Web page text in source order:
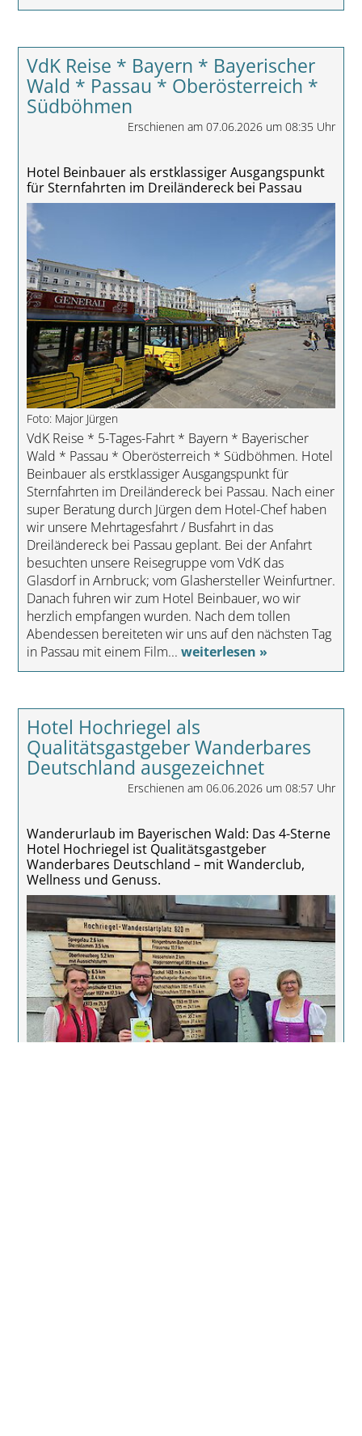
VdK Reise * Bayern * Bayerischer
Wald * Passau * Oberösterreich *
Südböhmen
Erschienen am 07.06.2026 um 08:35 Uhr
Hotel Beinbauer als erstklassiger Ausgangspunkt
für Sternfahrten im Dreiländereck bei Passau
Foto: Major Jürgen
VdK Reise * 5-Tages-Fahrt * Bayern * Bayerischer
Wald * Passau * Oberösterreich * Südböhmen. Hotel
Beinbauer als erstklassiger Ausgangspunkt für
Sternfahrten im Dreiländereck bei Passau. Nach einer
super Beratung durch Jürgen dem Hotel-Chef haben
wir unsere Mehrtagesfahrt / Busfahrt in das
Dreiländereck bei Passau geplant. Bei der Anfahrt
besuchten unsere Reisegruppe vom VdK das
Glasdorf in Arnbruck; vom Glashersteller Weinfurtner.
Danach fuhren wir zum Hotel Beinbauer, wo wir
herzlich empfangen wurden. Nach dem tollen
Abendessen bereiteten wir uns auf den nächsten Tag
in Passau mit einem Film... weiterlesen »
Hotel Hochriegel als
Qualitätsgastgeber Wanderbares
Deutschland ausgezeichnet
Erschienen am 06.06.2026 um 08:57 Uhr
Wanderurlaub im Bayerischen Wald: Das 4-Sterne
Hotel Hochriegel ist Qualitätsgastgeber
Wanderbares Deutschland – mit Wanderclub,
Wellness und Genuss.